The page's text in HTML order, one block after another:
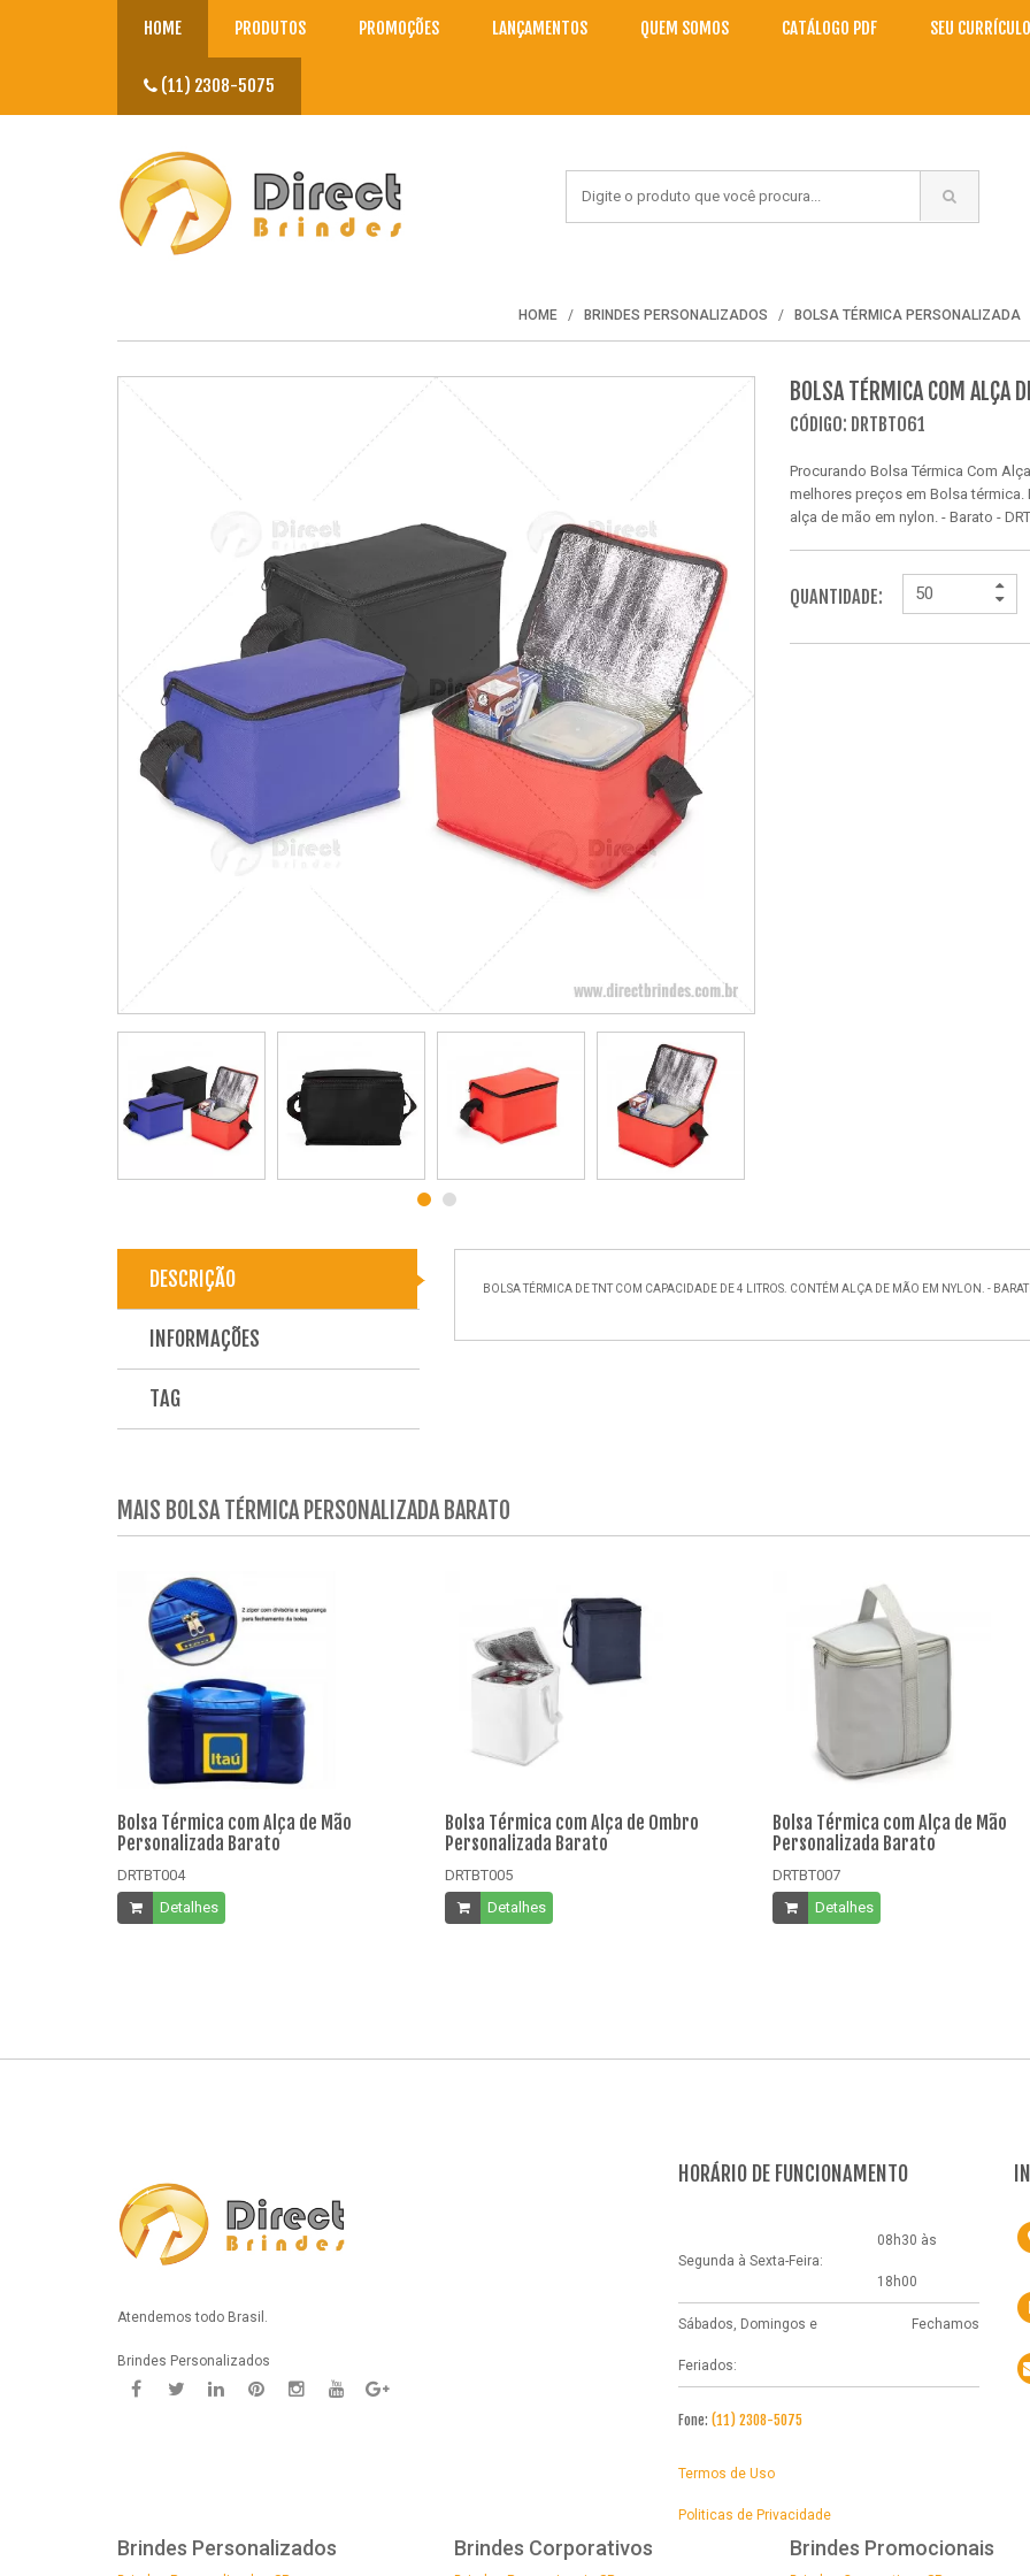
HOME PRODUTOS PROMOÇÕES LANÇAMENTOS QUEM SOMOS CATÁLOGO PDF SEU CURRÍCULO
(11) 2308-5075
HOME BRINDES PERSONALIZADOS BOLSA TÉRMICA PERSONALIZADA
BOLSA TÉRMICA COM ALÇA
CÓDIGO: DRTBT061
Procurando Bolsa Térmica Com
melhores preços em Bolsa
alça de mão em nylon. - Barato -
QUANTIDADE:
DESCRIÇÃO
INFORMAÇÕES
TAG
BOLSA TÉRMICA DE TNT COM CAPACIDADE DE 4 LITROS. CONTÉM ALÇA DE MÃO EM NYLON. -
MAIS BOLSA TÉRMICA PERSONALIZADA BARATO
Bolsa Térmica com Alça de Mão
Personalizada Barato
DRTBT004
Detalhes
Bolsa Térmica com Alça de Ombro
Personalizada Barato
DRTBT005
Detalhes
Bolsa Térmica com Alça de Mão
Personalizada Barato
DRTBT007
Detalhes
Atendemos todo Brasil.
Brindes Personalizados
HORÁRIO DE FUNCIONAMENTO
Segunda à Sexta-Feira:
08h30 às
18h00
Sábados, Domingos e
Feriados:
Fechamos
Fone: (11) 2308-5075
Termos de Uso
Politicas de Privacidade
Brindes Personalizados Brindes Corporativos Brindes Promocionais